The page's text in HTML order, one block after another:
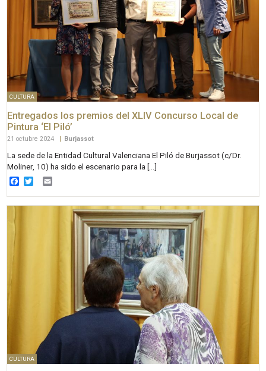
CULTURA
Entregados los premios del XLIV Concurso Local de
Pintura ‘El Piló’
21 octubre 2024 | Burjassot
La sede de la Entidad Cultural Valenciana El Piló de Burjassot (c/Dr.
Moliner, 10) ha sido el escenario para la […]
Facebook
Twitter
CULTURA